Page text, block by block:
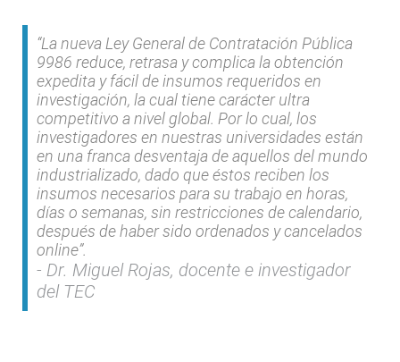
“La nueva Ley General de Contratación Pública
9986 reduce, retrasa y complica la obtención
expedita y fácil de insumos requeridos en
investigación, la cual tiene carácter ultra
competitivo a nivel global. Por lo cual, los
investigadores en nuestras universidades están
en una franca desventaja de aquellos del mundo
industrializado, dado que éstos reciben los
insumos necesarios para su trabajo en horas,
días o semanas, sin restricciones de calendario,
después de haber sido ordenados y cancelados
online”.
Dr. Miguel Rojas, docente e investigador
del TEC